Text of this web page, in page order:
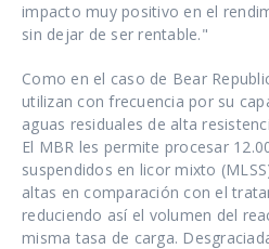
impacto muy positivo en el
sin dejar de ser rentable."
Como en el caso de Bear
utilizan con frecuencia por su
aguas residuales de alta
El MBR les permite procesar
suspendidos en licor mixto
altas en comparación con el
reduciendo así el volumen del
misma tasa de carga.